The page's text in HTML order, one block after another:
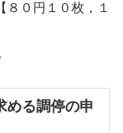
０円１０枚，１
める調停の申